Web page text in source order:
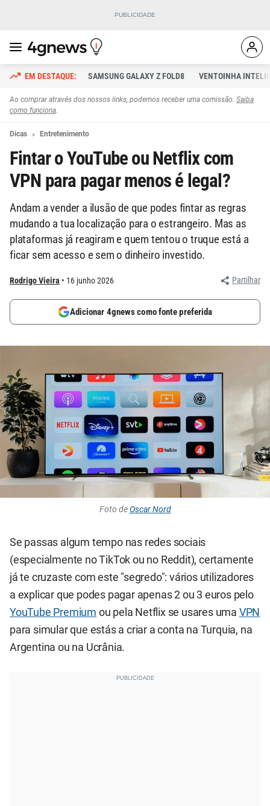
SAMSUNG GALAXY Z FOLD8 VENTOINHA
Ao comprar através dos nossos links, podemos receber uma comissão. Saiba
como funciona.
Dicas Entretenimento
Fintar o YouTube ou Netflix com
VPN para pagar menos é legal?
Andam a vender a ilusão de que podes fintar as regras
mudando a tua localização para o estrangeiro. Mas as
plataformas já reagiram e quem tentou o truque está a
ficar sem acesso e sem o dinheiro investido.
Rodrigo Vieira 16 junho 2026 Partilhar
Adicionar 4gnews como fonte preferida
Foto deOscar Nord
Se passas algum tempo nas redes sociais
(especialmente no TikTok ou no Reddit), certamente
já te cruzaste com este "segredo": vários utilizadores
a explicar que podes pagar apenas 2 ou 3 euros pelo
YouTube Premium ou pela Netflix se usares uma VPN
para simular que estás a criar a conta na Turquia, na
Argentina ou na Ucrânia.